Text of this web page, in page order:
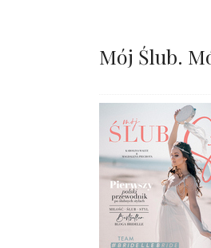
Mój Ślub.